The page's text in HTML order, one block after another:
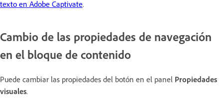
texto en Adobe Captivate.
Cambio de las propiedades de navegación
en el bloque de contenido
Puede cambiar las propiedades del botón en el panel Propiedades
visuales.